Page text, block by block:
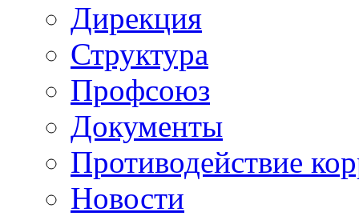
Дирекция
Структура
Профсоюз
Документы
Противодействие
Новости